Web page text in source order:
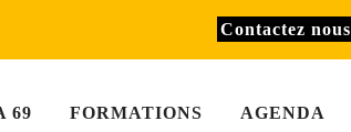
Contactez nous
69 FORMATIONS AGENDA